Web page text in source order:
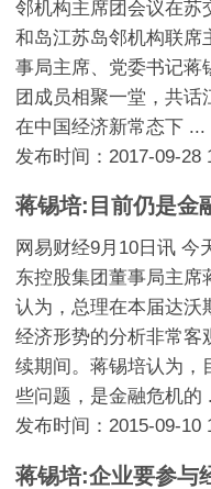
邻机构主席团会议在苏
和岛江苏岛邻机构联席
事局主席、党委书记蒋
团成员相聚一堂，共
在中国经济新常态下 ...
发布时间：2017-09-28
蒋锡培:目前仍是金
网易财经9月10日讯 今
东控股集团董事局主席
认为，总理在本届达沃
经济形势的分析非常客
续期间。蒋锡培认为，
些问题，是金融危机的
发布时间：2015-09-10
蒋锡培:企业要参与